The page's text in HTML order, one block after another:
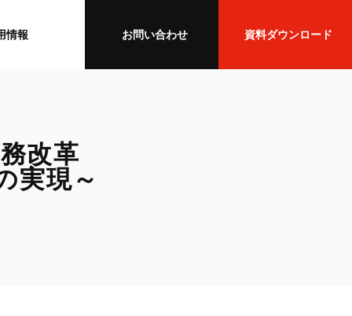
情報 お問い合わせ 資料ダウンロード
改革
実現～